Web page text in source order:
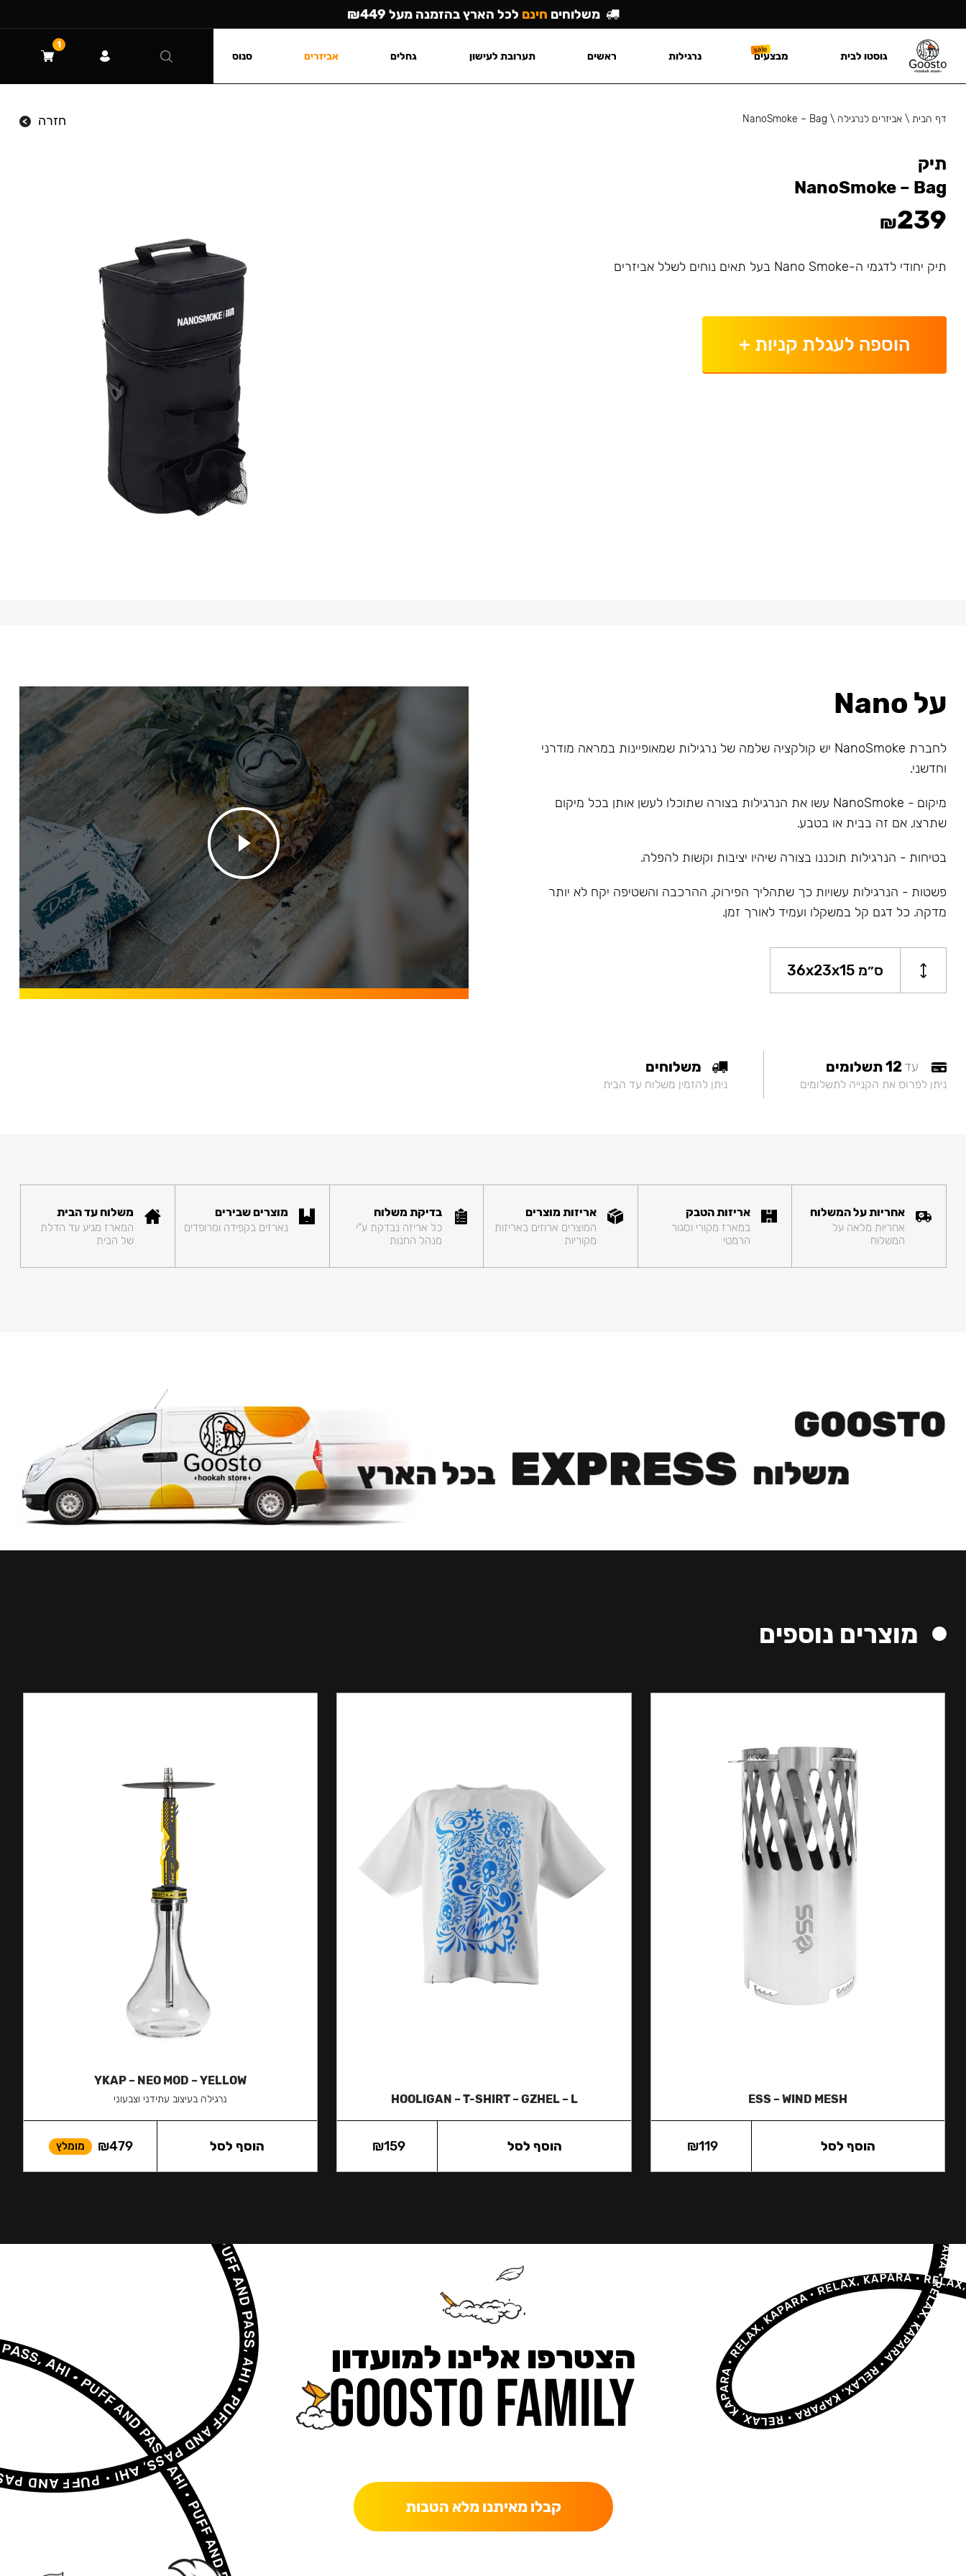
דף הבית\ אביזרים לנרגילה \
NanoSmoke – Bag חזרה
תיק
NanoSmoke – Bag
₪239
תיק יחודי לדגמי ה-Nano Smoke בעל תאים נוחים לשלל אביזרים
הוספה לעגלת קניות +
על Nano
לחברת NanoSmoke יש קולקציה שלמה של נרגילות שמאופיינות במראה מודרני
וחדשני.
מיקום - NanoSmoke עשו את הנרגילות בצורה שתוכלו לעשן אותן בכל מיקום
שתרצו, אם זה בבית או בטבע.
בטיחות - הנרגילות תוכננו בצורה שיהיו יציבות וקשות להפלה.
פשטות - הנרגילות עשויות כך שתהליך הפירוק, ההרכבה והשטיפה יקח לא יותר
מדקה. כל דגם קל במשקלו ועמיד לאורך זמן.
36х23х15 ס״מ
עד12 תשלומים
ניתן לפרוס את הקנייה לתשלומים
משלוחים
ניתן להזמין משלוח עד הבית
אחריות על המשלוח
אחריות מלאה על
המשלוח
אריזות הטבק
במארז מקורי וסגור
הרמטי
אריזות מוצרים
המוצרים ארוזים באריזות
מקוריות
בדיקת משלוח
כל אריזה נבדקת ע"י
מנהל החנות
מוצרים שבירים
נארזים בקפידה ומרופדים
משלוח עד הבית
המארז מגיע עד הדלת
של הבית
מוצרים נוספים
ESS – WIND MESH
₪119 הוסף לסל
HOOLIGAN – T-SHIRT – GZHEL – L
₪159 הוסף לסל
YKAP – NEO MOD – YELLOW
נרגילה בעיצוב עתידני וצבעוני
₪479 מומלץ הוסף לסל
הצטרפו אלינו למועדון
קבלו מאיתנו מלא הטבות
משלוחים חינם לכל הארץ בהזמנה מעל ₪449
גוסטו לבית מבצעים נרגילות ראשים תערובת לעישון גחלים אביזרים סנוס
1